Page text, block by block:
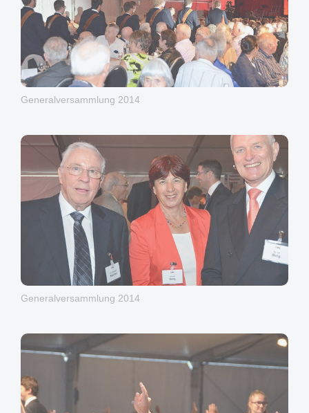
Generalversammlung 2014
Generalversammlung 2014